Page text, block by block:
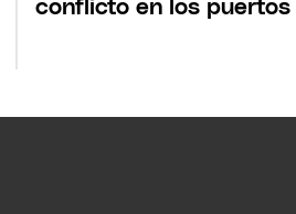
conflicto en los puertos